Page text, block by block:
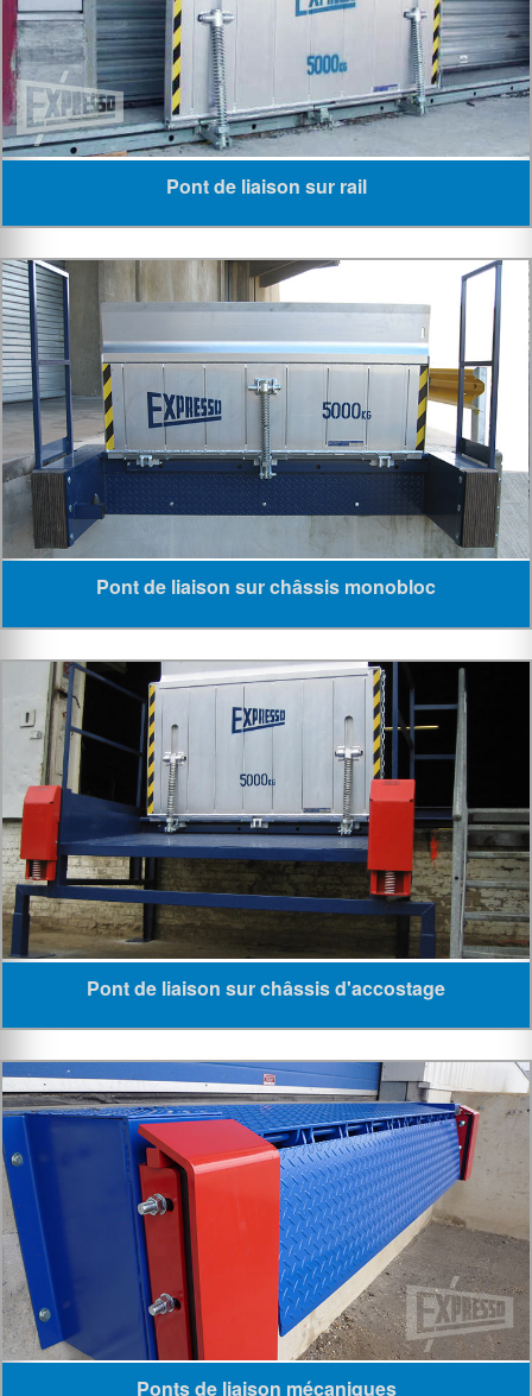
Pont de liaison sur rail
Pont de liaison sur châssis monobloc
Pont de liaison sur châssis d'accostage
Ponts de liaison mécaniques